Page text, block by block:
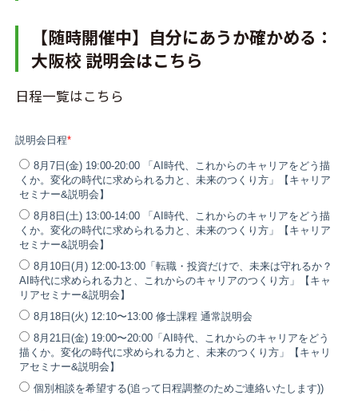
【随時開催中】自分にあうか確かめる：
大阪校 説明会はこちら
日程一覧はこちら